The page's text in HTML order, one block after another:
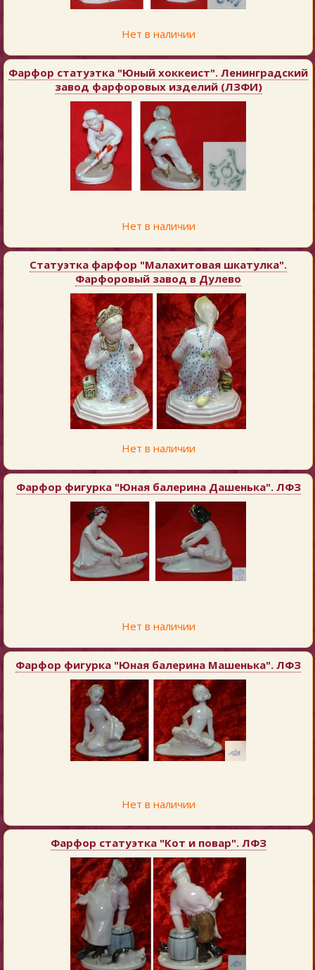
Нет в наличии
Фарфор статуэтка "Юный хоккеист". Ленинградский
завод фарфоровых изделий (ЛЗФИ)
Нет в наличии
Статуэтка фарфор "Малахитовая шкатулка".
Фарфоровый завод в Дулево
Нет в наличии
Фарфор фигурка "Юная балерина Дашенька". ЛФЗ
Нет в наличии
Фарфор фигурка "Юная балерина Машенька". ЛФЗ
Нет в наличии
Фарфор статуэтка "Кот и повар". ЛФЗ